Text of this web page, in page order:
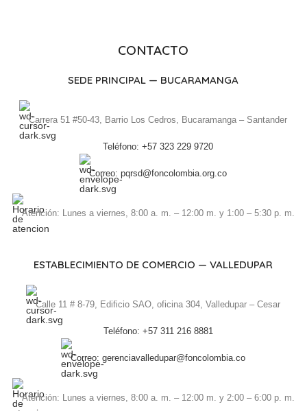
CONTACTO
SEDE PRINCIPAL — BUCARAMANGA
Carrera 51 #50-43, Barrio Los Cedros, Bucaramanga – Santander
Teléfono: +57 323 229 9720
Correo: pqrsd@foncolombia.org.co
Atención: Lunes a viernes, 8:00 a. m. – 12:00 m. y 1:00 – 5:30 p. m.
ESTABLECIMIENTO DE COMERCIO — VALLEDUPAR
Calle 11 # 8-79, Edificio SAO, oficina 304, Valledupar – Cesar
Teléfono: +57 311 216 8881
Correo: gerenciavalledupar@foncolombia.co
Atención: Lunes a viernes, 8:00 a. m. – 12:00 m. y 2:00 – 6:00 p. m.